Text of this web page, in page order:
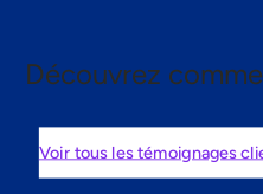
Découvrez
Voir tous les témoignages